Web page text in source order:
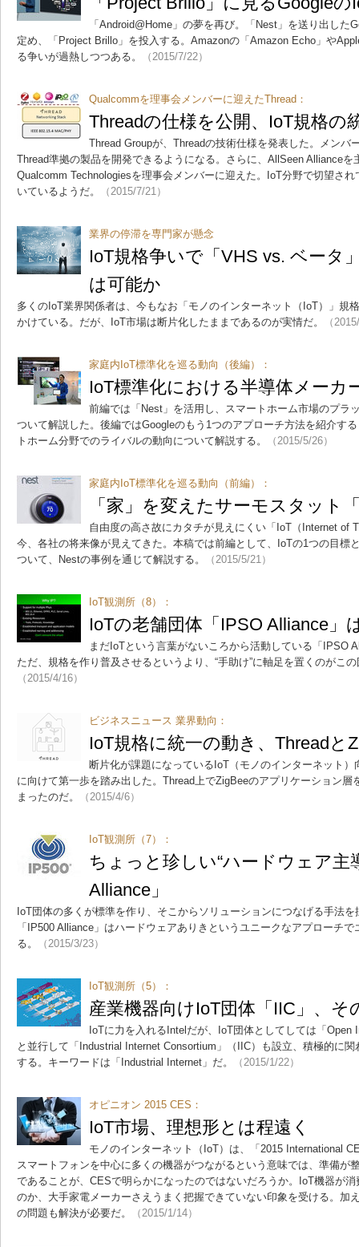
「Android@Home」の夢を再び。「Nest」を送り出した
定め、「Project Brillo」を投入する。Amazonの「Amazon Echo」や
る争いが過熱しつつある。
（2015/7/22）
Qualcommを理事会メンバーに迎えたThread：
Threadの仕様を公開、IoT規格の
Thread Groupが、Threadの技術仕様を発表した。メンバ
Thread準拠の製品を開発できるようになる。さらに、AllSeen Allianceを
Qualcomm Technologiesを理事会メンバーに迎えた。IoT分野で切望され
いているようだ。
（2015/7/21）
業界の停滞を専門家が懸念
IoT規格争いで「VHS vs. ベー
は可能か
多くのIoT業界関係者は、今もなお「モノのインターネット（IoT）」規
かけている。だが、IoT市場は断片化したままであるのが実情だ。
（
家庭内IoT標準化を巡る動向（後編）：
IoT標準化における半導体メーカ
前編では「Nest」を活用し、スマートホーム市場のプラ
ついて解説した。後編ではGoogleのもう1つのアプローチ方法を紹介す
トホーム分野でのライバルの動向について解説する。
（2015/5/26）
家庭内IoT標準化を巡る動向（前編）：
「家」を変えたサーモスタット
自由度の高さ故にカタチが見えにくい「IoT（Internet of
今、各社の将来像が見えてきた。本稿では前編として、IoTの1つの目標
ついて、Nestの事例を通じて解説する。
（2015/5/21）
IoT観測所（8）：
IoTの老舗団体「IPSO Alliance」
まだIoTという言葉がないころから活動している「IPSO
ただ、規格を作り普及させるというより、“手助け”に軸足を置くのがこ
（2015/4/16）
ビジネスニュース 業界動向：
IoT規格に統一の動き、Threadと
断片化が課題になっているIoT（モノのインターネット
に向けて第一歩を踏み出した。Thread上でZigBeeのアプリケーション層
まったのだ。
（2015/4/6）
IoT観測所（7）：
ちょっと珍しい“ハードウェア主
Alliance」
IoT団体の多くが標準を作り、そこからソリューションにつなげる手法
「IP500 Alliance」はハードウェアありきというユニークなアプローチ
る。
（2015/3/23）
IoT観測所（5）：
産業機器向けIoT団体「IIC」、そ
IoTに力を入れるIntelだが、IoT団体としてしては「
と並行して「Industrial Internet Consortium」（IIC）も設立、積極的に
する。キーワードは「Industrial Internet」だ。
（2015/1/22）
オピニオン 2015 CES：
IoT市場、理想形とは程遠く
モノのインターネット（IoT）は、「2015 International
スマートフォンを中心に多くの機器がつながるという意味では、準備が
であることが、CESで明らかになったのではないだろうか。IoT機器が
のか、大手家電メーカーさえうまく把握できていない印象を受ける。加
の問題も解決が必要だ。
（2015/1/14）